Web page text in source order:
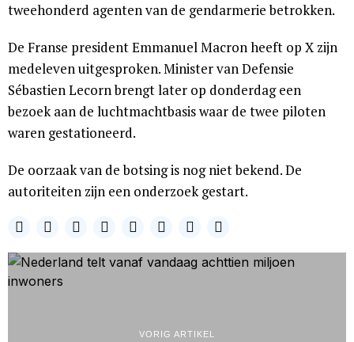
tweehonderd agenten van de gendarmerie betrokken.
De Franse president Emmanuel Macron heeft op X zijn
medeleven uitgesproken. Minister van Defensie
Sébastien Lecorn brengt later op donderdag een
bezoek aan de luchtmachtbasis waar de twee piloten
waren gestationeerd.
De oorzaak van de botsing is nog niet bekend. De
autoriteiten zijn een onderzoek gestart.
VORIG ARTIKEL